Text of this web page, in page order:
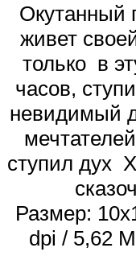
Окутанный
живет
только в
часов,
невидимый
ступил дух
Размер:
dpi / 5,62